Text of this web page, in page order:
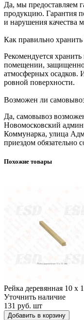
Да, мы предоставляем
продукцию. Гарантия
и нарушения качества
Как правильно хранить
Рекомендуется
помещении,
атмосферных осадков.
ровной поверхности.
Возможен ли
Да, самовывоз
Новомосковский
Коммунарка, улица
приездом обязательно
Похожие товары
Рейка деревянная 10 х
Уточнить наличие
131 руб. шт
Добавить в корзину